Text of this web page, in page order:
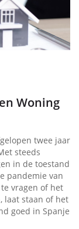
Woning
twee jaar
steeds
in de toestand
pandemie van
vragen of het
laat staan ​​of het
goed in Spanje